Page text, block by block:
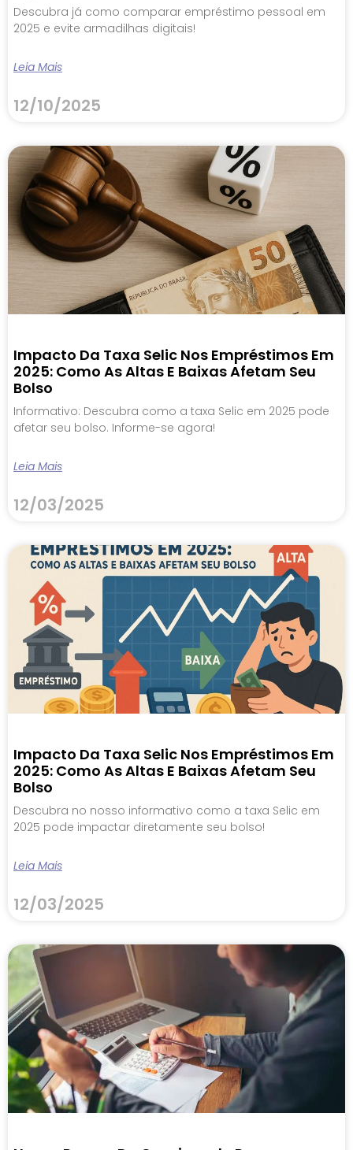
Descubra já como comparar empréstimo pessoal em
2025 e evite armadilhas digitais!
Leia Mais
12/10/2025
Impacto Da Taxa Selic Nos Empréstimos Em
2025: Como As Altas E Baixas Afetam Seu
Bolso
Informativo: Descubra como a taxa Selic em 2025 pode
afetar seu bolso. Informe-se agora!
Leia Mais
12/03/2025
Impacto Da Taxa Selic Nos Empréstimos Em
2025: Como As Altas E Baixas Afetam Seu
Bolso
Descubra no nosso informativo como a taxa Selic em
2025 pode impactar diretamente seu bolso!
Leia Mais
12/03/2025